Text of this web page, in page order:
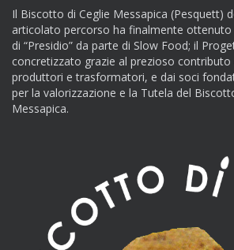
Il Biscotto di Ceglie Messapica (Pesquett)
articolato percorso ha finalmente
di “Presidio” da parte di Slow Food; il
concretizzato grazie al prezioso
produttori e trasformatori, e dai soci
per la valorizzazione e la Tutela del
Messapica.